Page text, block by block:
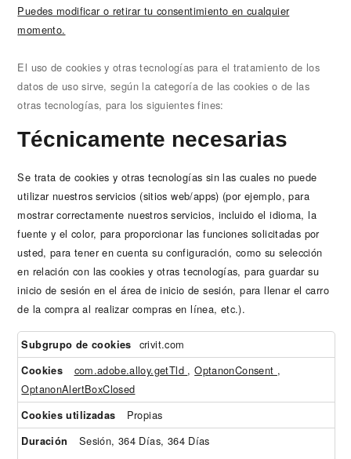
Puedes modificar o retirar tu consentimiento en cualquier
momento.
El uso de cookies y otras tecnologías para el tratamiento de los
datos de uso sirve, según la categoría de las cookies o de las
otras tecnologías, para los siguientes fines:
Técnicamente necesarias
Se trata de cookies y otras tecnologías sin las cuales no puede
utilizar nuestros servicios (sitios web/apps) (por ejemplo, para
mostrar correctamente nuestros servicios, incluido el idioma, la
fuente y el color, para proporcionar las funciones solicitadas por
usted, para tener en cuenta su configuración, como su selección
en relación con las cookies y otras tecnologías, para guardar su
inicio de sesión en el área de inicio de sesión, para llenar el carro
de la compra al realizar compras en línea, etc.).
Técnicamente
necesarias
crivit.com
com.adobe.alloy.getTld ,OptanonConsent ,
OptanonAlertBoxClosed
Propias
Sesión, 364 Días, 364 Días